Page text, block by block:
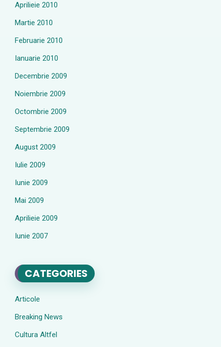
Aprilieie 2010
Martie 2010
Februarie 2010
Ianuarie 2010
Decembrie 2009
Noiembrie 2009
Octombrie 2009
Septembrie 2009
August 2009
Iulie 2009
Iunie 2009
Mai 2009
Aprilieie 2009
Iunie 2007
CATEGORIES
Articole
Breaking News
Cultura Altfel